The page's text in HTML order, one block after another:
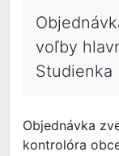
voľby
Studienka
Objednávka
kontrolóra